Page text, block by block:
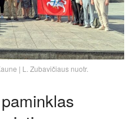
| L. Zubavičiaus nuotr.